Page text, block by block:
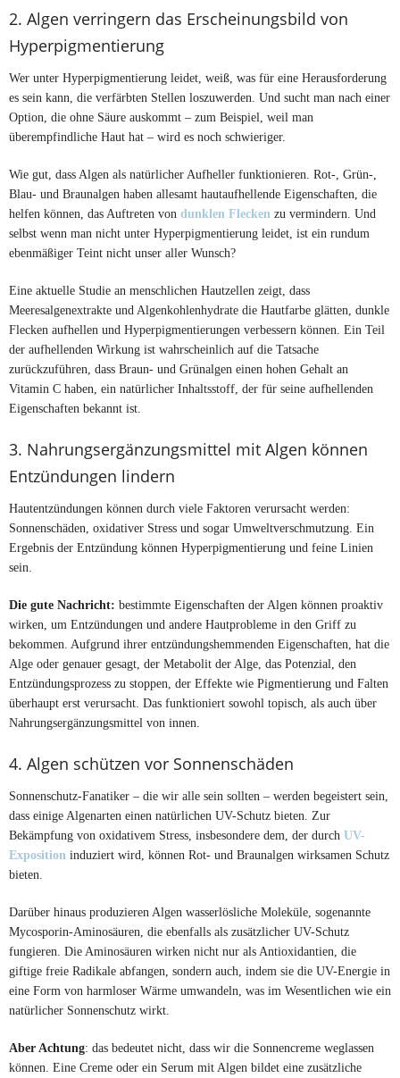
2. Algen verringern das Erscheinungsbild von
Hyperpigmentierung
Wer unter Hyperpigmentierung leidet, weiß, was für eine Herausforderung
es sein kann, die verfärbten Stellen loszuwerden. Und sucht man nach einer
Option, die ohne Säure auskommt – zum Beispiel, weil man
überempfindliche Haut hat – wird es noch schwieriger.
Wie gut, dass Algen als natürlicher Aufheller funktionieren. Rot-, Grün-,
Blau- und Braunalgen haben allesamt hautaufhellende Eigenschaften, die
helfen können, das Auftreten von dunklen Flecken zu vermindern. Und
selbst wenn man nicht unter Hyperpigmentierung leidet, ist ein rundum
ebenmäßiger Teint nicht unser aller Wunsch?
Eine aktuelle Studie an menschlichen Hautzellen zeigt, dass
Meeresalgenextrakte und Algenkohlenhydrate die Hautfarbe glätten, dunkle
Flecken aufhellen und Hyperpigmentierungen verbessern können. Ein Teil
der aufhellenden Wirkung ist wahrscheinlich auf die Tatsache
zurückzuführen, dass Braun- und Grünalgen einen hohen Gehalt an
Vitamin C haben, ein natürlicher Inhaltsstoff, der für seine aufhellenden
Eigenschaften bekannt ist.
3. Nahrungsergänzungsmittel mit Algen können
Entzündungen lindern
Hautentzündungen können durch viele Faktoren verursacht werden:
Sonnenschäden, oxidativer Stress und sogar Umweltverschmutzung. Ein
Ergebnis der Entzündung können Hyperpigmentierung und feine Linien
sein.
Die gute Nachricht: bestimmte Eigenschaften der Algen können proaktiv
wirken, um Entzündungen und andere Hautprobleme in den Griff zu
bekommen. Aufgrund ihrer entzündungshemmenden Eigenschaften, hat die
Alge oder genauer gesagt, der Metabolit der Alge, das Potenzial, den
Entzündungsprozess zu stoppen, der Effekte wie Pigmentierung und Falten
überhaupt erst verursacht. Das funktioniert sowohl topisch, als auch über
Nahrungsergänzungsmittel von innen.
4. Algen schützen vor Sonnenschäden
Sonnenschutz-Fanatiker – die wir alle sein sollten – werden begeistert sein,
dass einige Algenarten einen natürlichen UV-Schutz bieten. Zur
Bekämpfung von oxidativem Stress, insbesondere dem, der durch UV-
Exposition induziert wird, können Rot- und Braunalgen wirksamen Schutz
bieten.
Darüber hinaus produzieren Algen wasserlösliche Moleküle, sogenannte
Mycosporin-Aminosäuren, die ebenfalls als zusätzlicher UV-Schutz
fungieren. Die Aminosäuren wirken nicht nur als Antioxidantien, die
giftige freie Radikale abfangen, sondern auch, indem sie die UV-Energie in
eine Form von harmloser Wärme umwandeln, was im Wesentlichen wie ein
natürlicher Sonnenschutz wirkt.
Aber Achtung: das bedeutet nicht, dass wir die Sonnencreme weglassen
können. Eine Creme oder ein Serum mit Algen bildet eine zusätzliche